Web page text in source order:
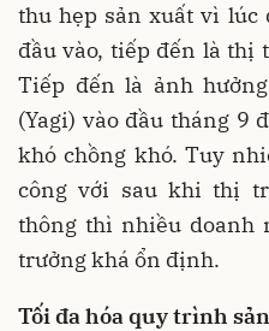
thu hẹp sản xuất vì lúc
đầu vào, tiếp đến là thị
Tiếp đến là ảnh
(Yagi) vào đầu tháng 9
khó chồng khó. Tuy
công với sau khi thị
thông thì nhiều doanh
trưởng khá ổn định.
Tối đa hóa quy trình